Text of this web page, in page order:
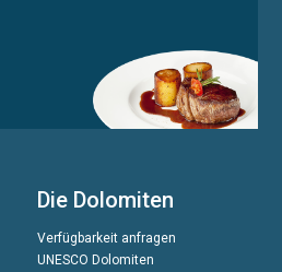
Die Dolomiten
Verfügbarkeit anfragen
UNESCO Dolomiten